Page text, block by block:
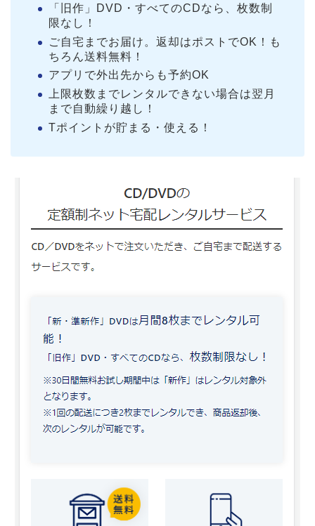
「旧作」DVD・すべてのCDなら、枚数制
限なし！
ご自宅までお届け。返却はポストでOK！も
ちろん送料無料！
アプリで外出先からも予約OK
上限枚数までレンタルできない場合は翌月
まで自動繰り越し！
Tポイントが貯まる・使える！